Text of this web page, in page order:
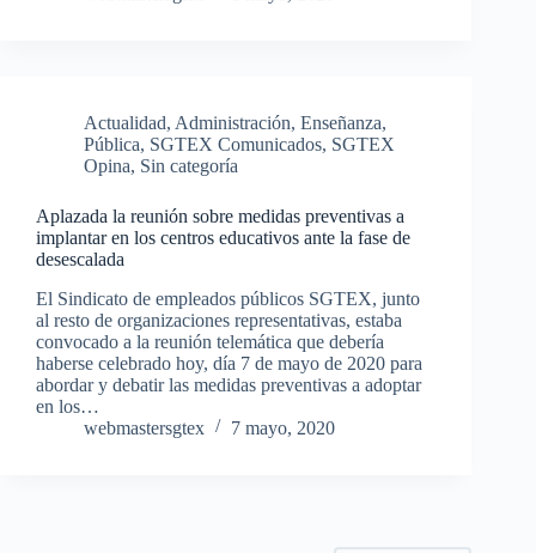
Actualidad, Administración, Enseñanza,
Pública, SGTEX Comunicados, SGTEX
Opina, Sin categoría
Aplazada la reunión sobre medidas preventivas a
implantar en los centros educativos ante la fase de
desescalada
El Sindicato de empleados públicos SGTEX, junto
al resto de organizaciones representativas, estaba
convocado a la reunión telemática que debería
haberse celebrado hoy, día 7 de mayo de 2020 para
abordar y debatir las medidas preventivas a adoptar
en los…
webmastersgtex
7 mayo, 2020